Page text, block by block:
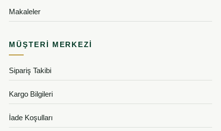
Makaleler
MÜŞTERI MERKEZI
Sipariş Takibi
Kargo Bilgileri
İade Koşulları